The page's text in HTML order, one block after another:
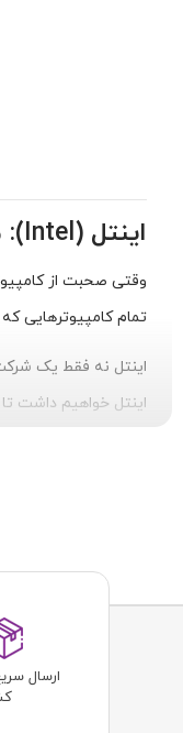
اینتل (Intel): مغز متفکر دنیای دیجیتال شما
وقتی صحبت از
تمام کامپیوترهایی
اینتل نه فقط یک
اینتل خواهیم داشت
این روحیه نوآوری
پایبند ماند و
چرا اینتل
ارسال